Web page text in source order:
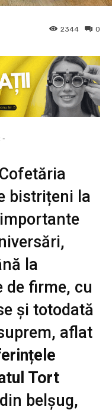
0
2344
-
bistrițeni la
la
de firme, cu
și totodată
aflat
Tort
belșug,